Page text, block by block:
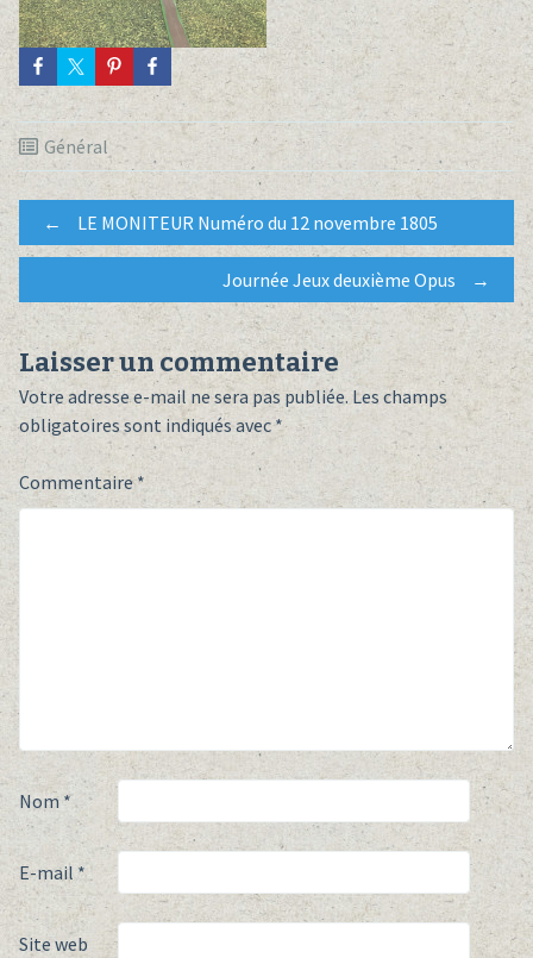
Général
Post
navigation
← LE MONITEUR Numéro du 12 novembre 1805
Journée Jeux deuxième Opus →
Laisser un commentaire
Votre adresse e-mail ne sera pas publiée. Les champs
obligatoires sont indiqués avec*
Commentaire*
Nom *
E-mail*
Site web